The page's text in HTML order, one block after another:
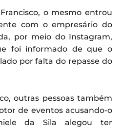
o mesmo entrou
com o empresário do
por meio do Instagram,
foi informado de que o
por falta do repasse do
outras pessoas também
de eventos acusando-o
da Sila alegou ter